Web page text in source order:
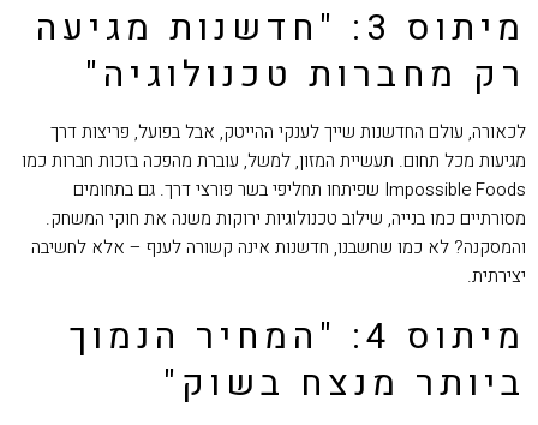
מיתוס 3: "חדשנות מגיעה
רק מחברות טכנולוגיה"
לכאורה, עולם החדשנות שייך לענקי ההייטק, אבל בפועל, פריצות דרך
מגיעות מכל תחום. תעשיית המזון, למשל, עוברת מהפכה בזכות חברות כמו
Impossible Foods שפיתחו תחליפי בשר פורצי דרך. גם בתחומים
מסורתיים כמו בנייה, שילוב טכנולוגיות ירוקות משנה את חוקי המשחק.
והמסקנה? לא כמו שחשבנו, חדשנות אינה קשורה לענף – אלא לחשיבה
יצירתית.
מיתוס 4: "המחיר הנמוך
ביותר מנצח בשוק"